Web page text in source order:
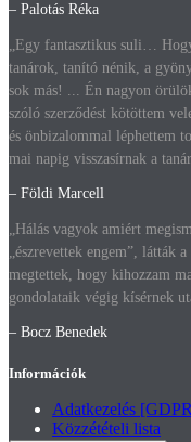
– Palotás Réka
„Egy fantasztikus suli…
tanárok, tanító nénik, a
sok más! ... Én nagyon
szóló szerződést kötöttem
és önbizalommal léphettem
mai napig visszasírnak a
– Földi Marcell
„Hálás vagyok amiért
„észrevettek engem”, látták
megtettek, hogy kihozzam
gondolataik végig kísérnek
– Bocz Benedek
Információk
Adatkezelés
Közzétételi lista